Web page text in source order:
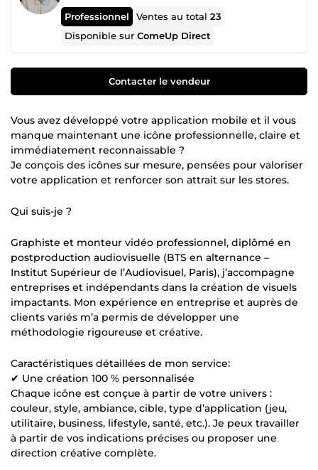
Professionnel Ventes au total23
Disponible surComeUp Direct
Contacter le vendeur
Vous avez développé votre application mobile et il vous
manque maintenant une icône professionnelle, claire et
immédiatement reconnaissable ?
Je conçois des icônes sur mesure, pensées pour valoriser
votre application et renforcer son attrait sur les stores.
Qui suis-je ?
Graphiste et monteur vidéo professionnel, diplômé en
postproduction audiovisuelle (BTS en alternance –
Institut Supérieur de l’Audiovisuel, Paris), j’accompagne
entreprises et indépendants dans la création de visuels
impactants. Mon expérience en entreprise et auprès de
clients variés m’a permis de développer une
méthodologie rigoureuse et créative.
Caractéristiques détaillées de mon service:
✔ Une création 100 % personnalisée
Chaque icône est conçue à partir de votre univers :
couleur, style, ambiance, cible, type d’application (jeu,
utilitaire, business, lifestyle, santé, etc.). Je peux travailler
à partir de vos indications précises ou proposer une
direction créative complète.